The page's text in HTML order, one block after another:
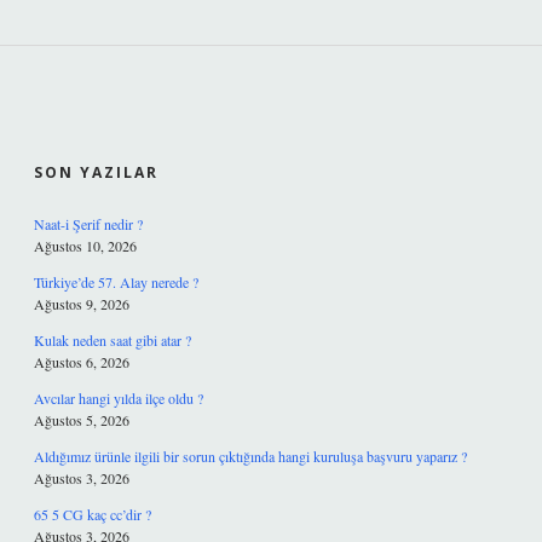
SON YAZILAR
Naat-i Şerif nedir ?
Ağustos 10, 2026
Türkiye’de 57. Alay nerede ?
Ağustos 9, 2026
Kulak neden saat gibi atar ?
Ağustos 6, 2026
Avcılar hangi yılda ilçe oldu ?
Ağustos 5, 2026
Aldığımız ürünle ilgili bir sorun çıktığında hangi kuruluşa başvuru yaparız ?
Ağustos 3, 2026
65 5 CG kaç cc’dir ?
Ağustos 3, 2026